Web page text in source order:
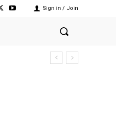
Sign in / Join